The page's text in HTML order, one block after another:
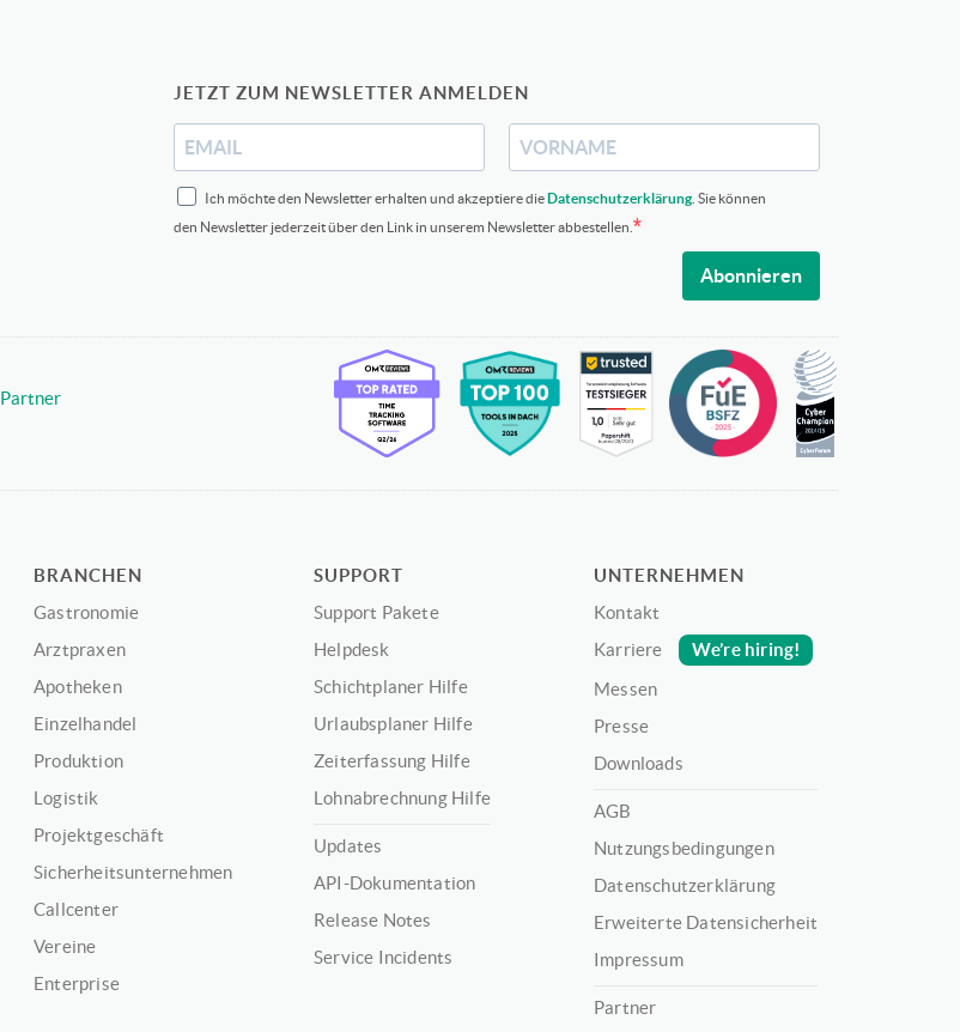
JETZT ZUM NEWSLETTER ANMELDEN
Ich möchte den Newsletter erhalten und akzeptiere dieDatenschutzerklärung . Sie können
den Newsletter jederzeit über den Link in unserem Newsletter abbestellen.
Abonnieren
Partner
BRANCHEN
Gastronomie
Arztpraxen
Apotheken
Einzelhandel
Produktion
Logistik
Projektgeschäft
Sicherheitsunternehmen
Callcenter
Vereine
Enterprise
SUPPORT
Support Pakete
Helpdesk
Schichtplaner Hilfe
Urlaubsplaner Hilfe
Zeiterfassung Hilfe
Lohnabrechnung Hilfe
Updates
API-Dokumentation
Release Notes
Service Incidents
UNTERNEHMEN
Kontakt
Karriere
We’re hiring!
Messen
Presse
Downloads
AGB
Nutzungsbedingungen
Datenschutzerklärung
Erweiterte Datensicherheit
Impressum
Partner